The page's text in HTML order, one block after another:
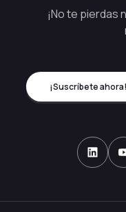
¡No te pierdas